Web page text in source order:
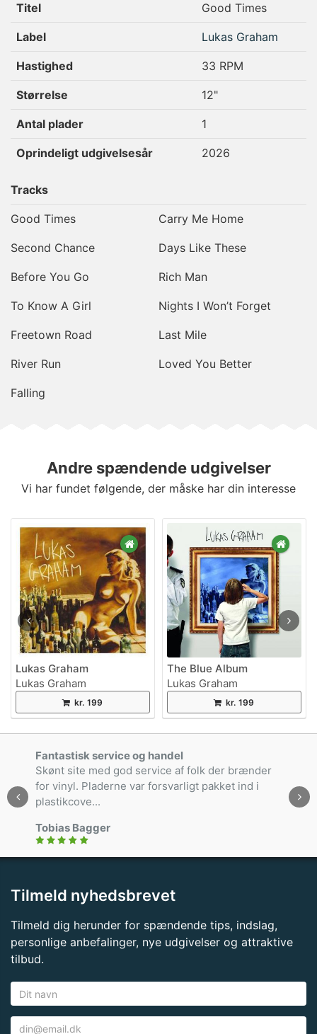
Titel Good Times
Label Lukas Graham
Hastighed 33 RPM
Størrelse 12"
Antal plader 1
Oprindeligt udgivelsesår 2026
Tracks
Good Times
Second Chance
Before You Go
To Know A Girl
Freetown Road
River Run
Falling
Carry Me Home
Days Like These
Rich Man
Nights I Won’t Forget
Last Mile
Loved You Better
Andre spændende udgivelser
Vi har fundet følgende, der måske har din interesse
Lukas Graham
Lukas Graham
kr. 199
The Blue Album
Lukas Graham
kr. 199
Fantastisk service og handel
Skønt site med god service af folk der brænder
for vinyl. Pladerne var forsvarligt pakket ind i
plastikcove...
Tobias Bagger
Tilmeld nyhedsbrevet
Tilmeld dig herunder for spændende tips, indslag,
personlige anbefalinger, nye udgivelser og attraktive
tilbud.